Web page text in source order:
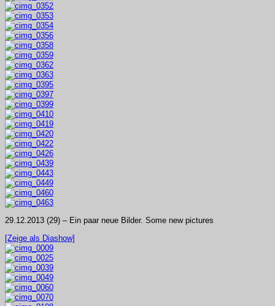
29.12.2013 (29) – Ein paar neue Bilder. Some new pictures
[Zeige als Diashow]